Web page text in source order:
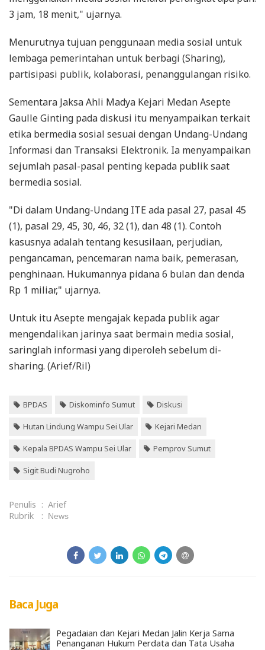
3 jam, 18 menit," ujarnya.
Menurutnya tujuan penggunaan media sosial untuk
lembaga pemerintahan untuk berbagi (Sharing),
partisipasi publik, kolaborasi, penanggulangan risiko.
Sementara Jaksa Ahli Madya Kejari Medan Asepte
Gaulle Ginting pada diskusi itu menyampaikan terkait
etika bermedia sosial sesuai dengan Undang-Undang
Informasi dan Transaksi Elektronik. Ia menyampaikan
sejumlah pasal-pasal penting kepada publik saat
bermedia sosial.
"Di dalam Undang-Undang ITE ada pasal 27, pasal 45
(1), pasal 29, 45, 30, 46, 32 (1), dan 48 (1). Contoh
kasusnya adalah tentang kesusilaan, perjudian,
pengancaman, pencemaran nama baik, pemerasan,
penghinaan. Hukumannya pidana 6 bulan dan denda
Rp 1 miliar," ujarnya.
Untuk itu Asepte mengajak kepada publik agar
mengendalikan jarinya saat bermain media sosial,
saringlah informasi yang diperoleh sebelum di-
sharing. (Arief/Ril)
BPDAS Diskominfo Sumut Diskusi
Hutan Lindung Wampu Sei Ular Kejari Medan
Kepala BPDAS Wampu Sei Ular Pemprov Sumut
Sigit Budi Nugroho
Penulis : Arief
Rubrik
: News
Baca Juga
Pegadaian dan Kejari Medan Jalin Kerja Sama
Penanganan Hukum Perdata dan Tata Usaha